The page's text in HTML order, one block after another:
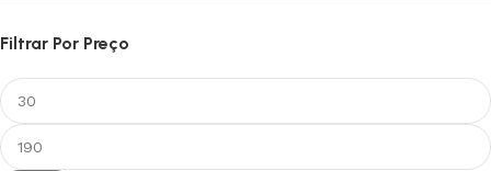
Filtrar Por Preço